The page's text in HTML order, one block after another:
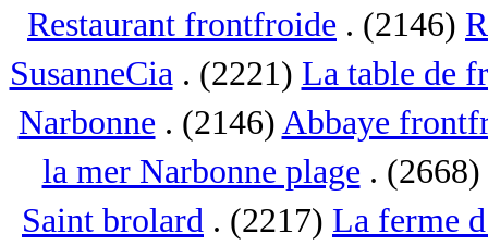
Restaurant frontfroide . (2146)
SusanneCia. (2221) La table de
Narbonne . (2146) Abbaye
la mer Narbonne plage . (2668)
Saint brolard . (2217) La ferme